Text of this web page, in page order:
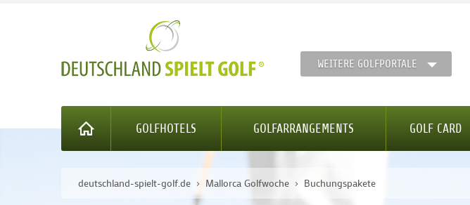
WEITERE GOLFPORTALE
GOLFHOTELS GOLFARRANGEMENTS GOLF CARD
deutschland-spielt-golf.de Mallorca Golfwoche Buchungspakete